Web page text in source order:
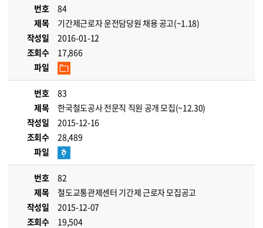
번호
84
제목
기간제근로자 운전담당원 채용 공고(~1.18)
작성일
2016-01-12
조회수
17,866
파일
번호
83
제목
한국철도공사 전문직 직원 공개 모집(~12.30)
작성일
2015-12-16
조회수
28,489
파일
번호
82
제목
철도교통관제센터 기간제 근로자 모집공고
작성일
2015-12-07
조회수
19,504